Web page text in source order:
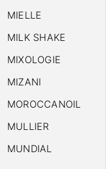
MIELLE
MILK SHAKE
MIXOLOGIE
MIZANI
MOROCCANOIL
MULLIER
MUNDIAL